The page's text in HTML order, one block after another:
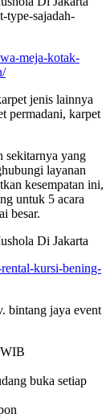
meja-kotak-
jenis lainnya
permadani, karpet
sekitarnya yang
layanan
kesempatan ini,
untuk 5 acara
besar.
kursi-bening-
bintang jaya event
buka setiap